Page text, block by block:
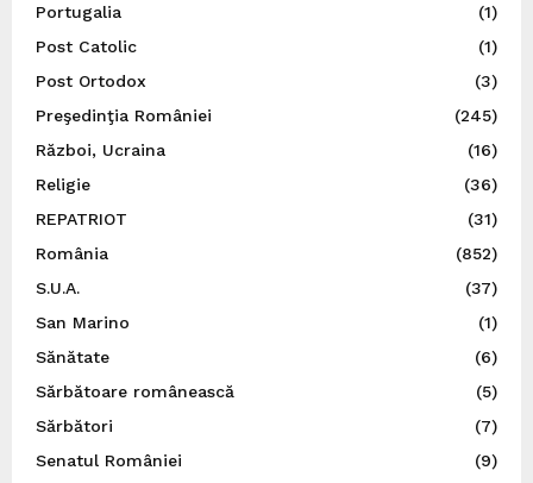
Portugalia
(1)
Post Catolic
(1)
Post Ortodox
(3)
Preşedinţia României
(245)
Război, Ucraina
(16)
Religie
(36)
REPATRIOT
(31)
România
(852)
S.U.A.
(37)
San Marino
(1)
Sănătate
(6)
Sărbătoare românească
(5)
Sărbători
(7)
Senatul României
(9)